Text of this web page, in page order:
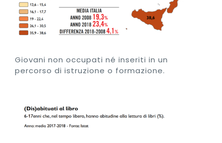
Giovani non occupati né inseriti in un
percorso di istruzione o formazione.